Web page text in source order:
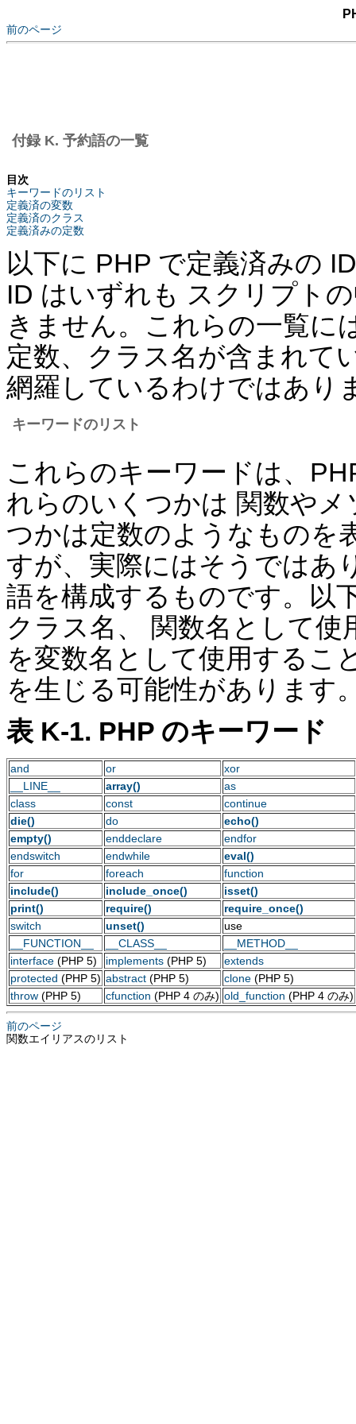
前のページ
付録 K. 予約語の一覧
目次
キーワードのリスト
定義済の変数
定義済のクラス
定義済みの定数
以下に PHP で定義済みの
ID はいずれも スクリプト
きません。これらの一覧に
定数、クラス名が含まれて
網羅しているわけではあり
キーワードのリスト
これらのキーワードは、
れらのいくつかは 関数や
つかは定数のようなものを
すが、実際にはそうではあ
語を構成するものです。以
クラス名、 関数名として
を変数名として使用するこ
を生じる可能性があります
表 K-1. PHP のキーワード
and or
xor
__LINE__
array()
as
class
const
continue
die()
do
echo()
empty()
enddeclare
endfor
endswitch
endwhile
eval()
for
foreach
function
include()
include_once()
isset()
print()
require()
require_once()
switch
unset()
use
__FUNCTION__
__CLASS__
__METHOD__
interface (PHP 5) implements (PHP 5)
extends
protected (PHP 5) abstract (PHP 5) clone (PHP 5)
throw (PHP 5) cfunction (PHP 4 のみ) old_function (PHP 4 のみ)
前のページ
関数エイリアスのリスト